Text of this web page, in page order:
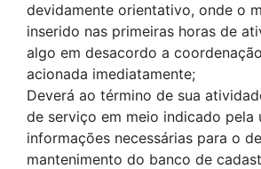
devidamente orientativo, onde o
inserido nas primeiras horas de
algo em desacordo a
acionada imediatamente;
Deverá ao término de sua
de serviço em meio indicado pela
informações necessárias para o
mantenimento do banco de